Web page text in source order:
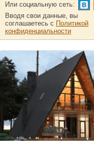
Или социальную сеть:
Вводя свои данные, вы
соглашаетесь с Политикой
конфиденциальности